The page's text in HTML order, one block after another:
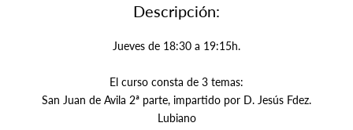
Descripción:
Jueves de 18:30 a 19:15h.
El curso consta de 3 temas:
San Juan de Avila 2ª parte, impartido por D. Jesús Fdez.
Lubiano